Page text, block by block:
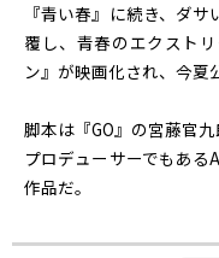
『青い春』に続き、ダ
覆し、青春のエクスト
ン』が映画化され、今夏
脚本は『GO』の宮藤官
プロデューサーでもある
作品だ。
ちなみに、白いピン球（